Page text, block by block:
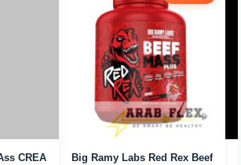
Big Ramy Labs Red Rex Beef